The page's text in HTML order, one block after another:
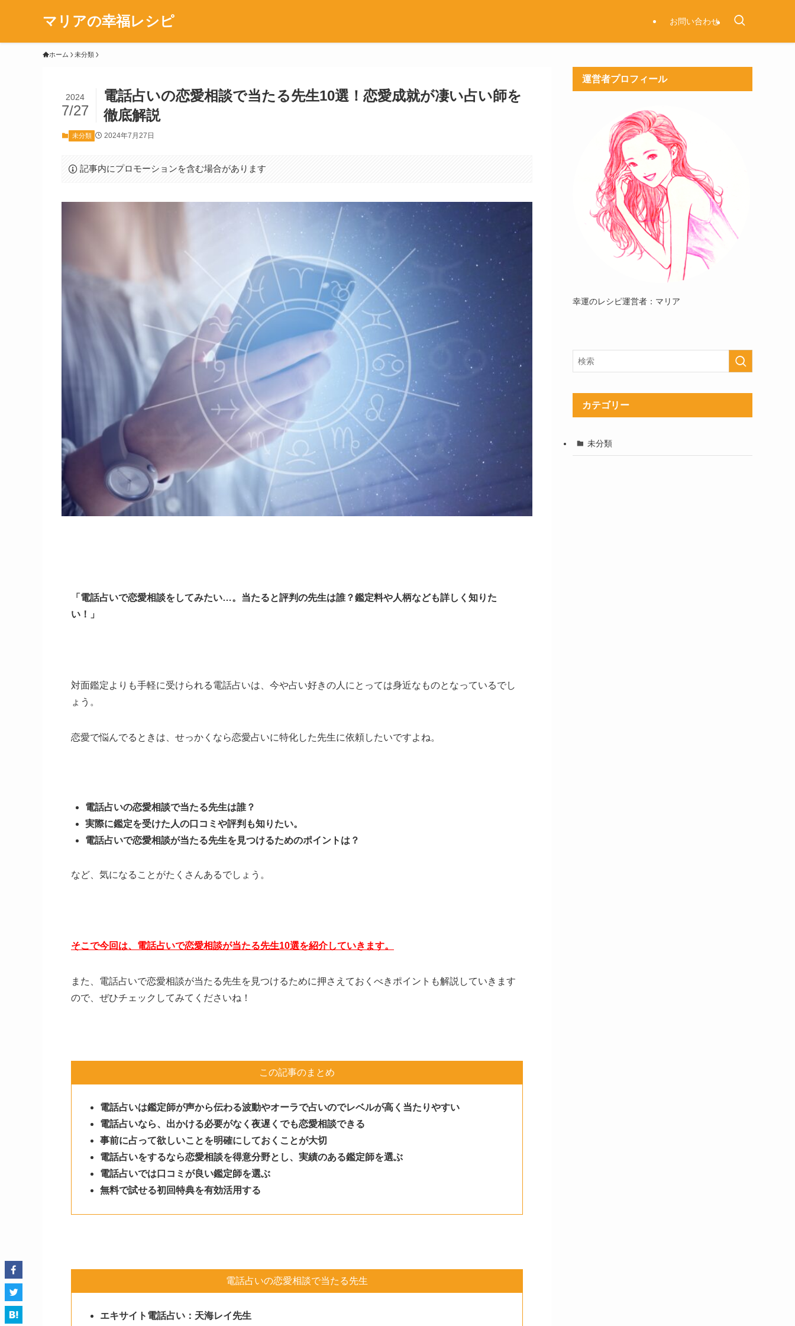
マリアの幸福レシピ お問い合わせ
ホーム 未分類
電話占いの恋愛相談で当たる先生10選！恋愛成就が凄い占い師を
徹底解説
2024
7/27
未分類 2024年7月27日
記事内にプロモーションを含む場合があります
「電話占いで恋愛相談をしてみたい…。当たると評判の先生は誰？鑑定料や人柄なども詳しく知りた
い！」
対面鑑定よりも手軽に受けられる電話占いは、今や占い好きの人にとっては身近なものとなっているでし
ょう。
恋愛で悩んでるときは、せっかくなら恋愛占いに特化した先生に依頼したいですよね。
電話占いの恋愛相談で当たる先生は誰？
実際に鑑定を受けた人の口コミや評判も知りたい。
電話占いで恋愛相談が当たる先生を見つけるためのポイントは？
など、気になることがたくさんあるでしょう。
そこで今回は、電話占いで恋愛相談が当たる先生10選を紹介していきます。
また、電話占いで恋愛相談が当たる先生を見つけるために押さえておくべきポイントも解説していきます
ので、ぜひチェックしてみてくださいね！
この記事のまとめ
電話占いは鑑定師が声から伝わる波動やオーラで占いのでレベルが高く当たりやすい
電話占いなら、出かける必要がなく夜遅くでも恋愛相談できる
事前に占って欲しいことを明確にしておくことが大切
電話占いをするなら恋愛相談を得意分野とし、実績のある鑑定師を選ぶ
電話占いでは口コミが良い鑑定師を選ぶ
無料で試せる初回特典を有効活用する
電話占いの恋愛相談で当たる先生
エキサイト電話占い：天海レイ先生
運営者プロフィール
幸運のレシピ運営者：マリア
カテゴリー
未分類